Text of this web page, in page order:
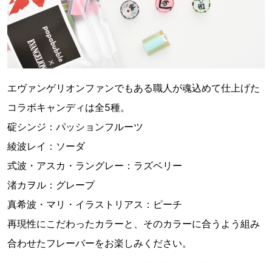
エヴァンゲリオンファンでもある職人が魂込めて仕上げた
コラボキャンディは全5種。
碇シンジ：パッションフルーツ
綾波レイ：ソーダ
式波・アスカ・ラングレー：ラズベリー
渚カヲル：グレープ
真希波・マリ・イラストリアス：ピーチ
再現性にこだわったカラーと、そのカラーに合うよう組み
合わせたフレーバーをお楽しみください。